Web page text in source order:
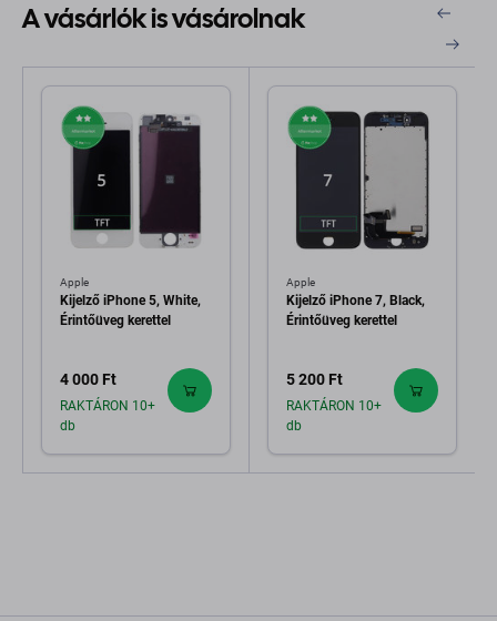
A vásárlók is vásárolnak
Apple
Kijelző iPhone 5, White,
Érintőüveg kerettel
4 000 Ft
RAKTÁRON 10+
db
Apple
Kijelző iPhone 7, Black,
Érintőüveg kerettel
5 200 Ft
RAKTÁRON 10+
db